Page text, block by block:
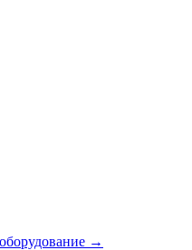
→